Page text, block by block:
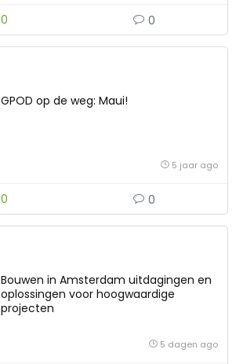
0 0
GPOD op de weg: Maui!
5 jaar ago
0 0
Bouwen in Amsterdam uitdagingen en
oplossingen voor hoogwaardige
projecten
5 dagen ago